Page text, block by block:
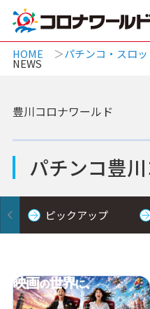
HOME パチンコ・スロッ
NEWS
パチンコ豊
豊川コロナワールド
ピックアップ